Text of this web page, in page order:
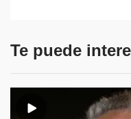
Te puede